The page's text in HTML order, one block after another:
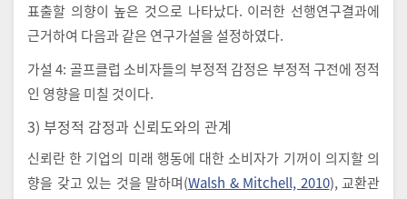
표출할 의향이 높은 것으로 나타났다. 이러한 선행연구결과에
근거하여 다음과 같은 연구가설을 설정하였다.
가설 4: 골프클럽 소비자들의 부정적 감정은 부정적 구전에 정적
인 영향을 미칠 것이다.
3) 부정적 감정과 신뢰도와의 관계
신뢰란 한 기업의 미래 행동에 대한 소비자가 기꺼이 의지할 의
향을 갖고 있는 것을 말하며(Walsh & Mitchell, 2010), 교환관